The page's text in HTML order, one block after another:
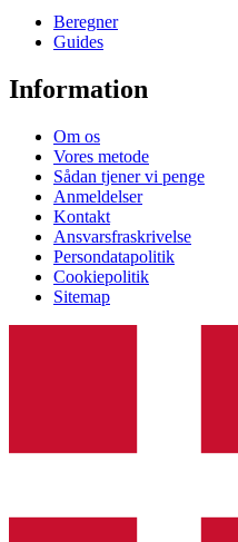
Beregner
Guides
Information
Om os
Vores metode
Sådan tjener vi penge
Anmeldelser
Kontakt
Ansvarsfraskrivelse
Persondatapolitik
Cookiepolitik
Sitemap